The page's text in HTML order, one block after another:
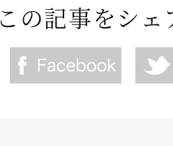
この記事をシ